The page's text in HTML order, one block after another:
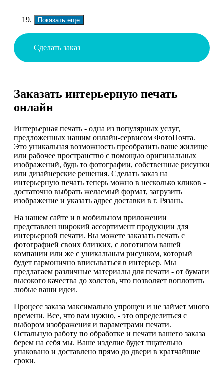
Показать еще
Сделать заказ
Заказать интерьерную печать
онлайн
Интерьерная печать - одна из популярных услуг,
предложенных нашим онлайн-сервисом ФотоПочта.
Это уникальная возможность преобразить ваше жилище
или рабочее пространство с помощью оригинальных
изображений, будь то фотографии, собственные рисунки
или дизайнерские решения. Сделать заказ на
интерьерную печать теперь можно в несколько кликов -
достаточно выбрать желаемый формат, загрузить
изображение и указать адрес доставки в г. Рязань.
На нашем сайте и в мобильном приложении
представлен широкий ассортимент продукции для
интерьерной печати. Вы можете заказать печать с
фотографией своих близких, с логотипом вашей
компании или же с уникальным рисунком, который
будет гармонично вписываться в интерьер. Мы
предлагаем различные материалы для печати - от бумаги
высокого качества до холстов, что позволяет воплотить
любые ваши идеи.
Процесс заказа максимально упрощен и не займет много
времени. Все, что вам нужно, - это определиться с
выбором изображения и параметрами печати.
Остальную работу по обработке и печати вашего заказа
берем на себя мы. Ваше изделие будет тщательно
упаковано и доставлено прямо до двери в кратчайшие
сроки.